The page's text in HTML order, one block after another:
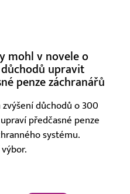
mohl v novele o
důchodů upravit
penze záchranářů
důchodů o 300
předčasné penze
systému.